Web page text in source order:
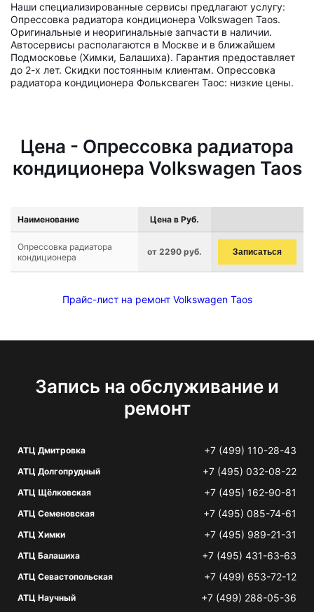
Наши специализированные сервисы предлагают услугу:
Опрессовка радиатора кондиционера Volkswagen Taos.
Оригинальные и неоригинальные запчасти в наличии.
Автосервисы располагаются в Москве и в ближайшем
Подмосковье (Химки, Балашиха). Гарантия предоставляет
до 2-х лет. Скидки постоянным клиентам. Опрессовка
радиатора кондиционера Фольксваген Таос: низкие цены.
Цена - Опрессовка радиатора
кондиционера Volkswagen Taos
Наименование Цена в Руб.
Опрессовка радиатора
кондиционера
от 2290 руб. Записаться
Прайс-лист на ремонт Volkswagen Taos
Запись на обслуживание и
ремонт
АТЦ Дмитровка +7 (499) 110-28-43
АТЦ Долгопрудный +7 (495) 032-08-22
АТЦ Щёлковская +7 (495) 162-90-81
АТЦ Семеновская +7 (495) 085-74-61
АТЦ Химки +7 (495) 989-21-31
АТЦ Балашиха +7 (495) 431-63-63
АТЦ Севастопольская +7 (499) 653-72-12
АТЦ Научный +7 (499) 288-05-36